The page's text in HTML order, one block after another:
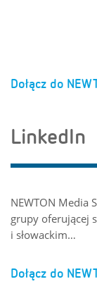
Dołącz do
LinkedIn
NEWTON Media
grupy oferującej
i słowackim…
Dołącz do